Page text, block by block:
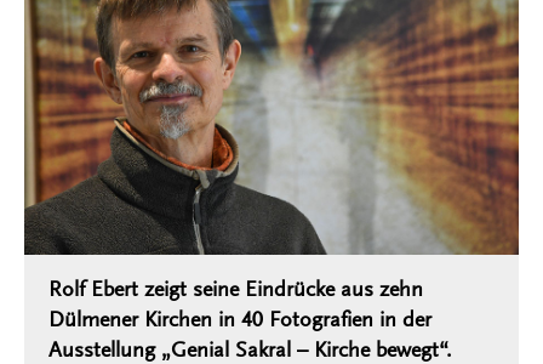
Rolf Ebert zeigt seine Eindrücke aus zehn
Dülmener Kirchen in 40 Fotografien in der
Ausstellung „Genial Sakral – Kirche bewegt“.